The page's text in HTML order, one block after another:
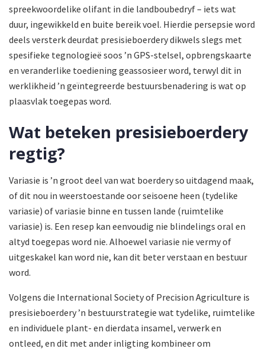
spreekwoordelike olifant in die landboubedryf – iets wat
duur, ingewikkeld en buite bereik voel. Hierdie persepsie word
deels versterk deurdat presisieboerdery dikwels slegs met
spesifieke tegnologieë soos ’n GPS-stelsel, opbrengskaarte
en veranderlike toediening geassosieer word, terwyl dit in
werklikheid ’n geïntegreerde bestuursbenadering is wat op
plaasvlak toegepas word.
Wat beteken presisieboerdery
regtig?
Variasie is ’n groot deel van wat boerdery so uitdagend maak,
of dit nou in weerstoestande oor seisoene heen (tydelike
variasie) of variasie binne en tussen lande (ruimtelike
variasie) is. Een resep kan eenvoudig nie blindelings oral en
altyd toegepas word nie. Alhoewel variasie nie vermy of
uitgeskakel kan word nie, kan dit beter verstaan en bestuur
word.
Volgens die International Society of Precision Agriculture is
presisieboer­dery ’n bestuurstrategie wat tydelike, ruimtelike
en individuele plant- en dierdata insamel, verwerk en
ontleed, en dit met ander inligting kombineer om